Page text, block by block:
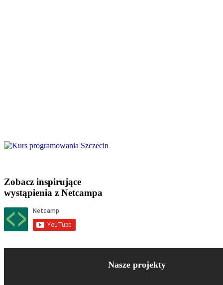
Zobacz inspirujące
wystąpienia z Netcampa
Nasze projekty